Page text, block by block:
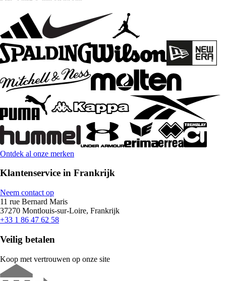
Ontdek al onze merken
Klantenservice in Frankrijk
Neem contact op
11 rue Bernard Maris
37270 Montlouis-sur-Loire, Frankrijk
+33 1 86 47 62 58
Veilig betalen
Koop met vertrouwen op onze site